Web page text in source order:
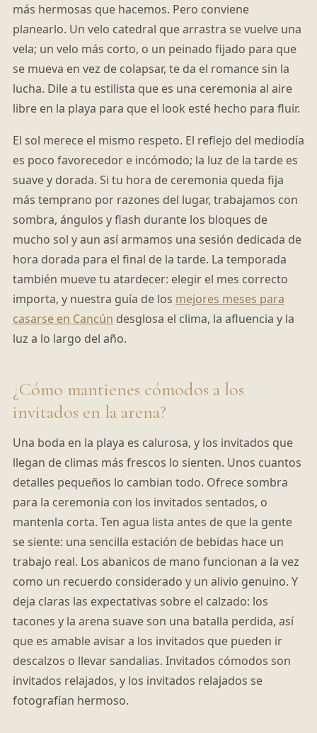
más hermosas que hacemos. Pero conviene
planearlo. Un velo catedral que arrastra se vuelve una
vela; un velo más corto, o un peinado fijado para que
se mueva en vez de colapsar, te da el romance sin la
lucha. Dile a tu estilista que es una ceremonia al aire
libre en la playa para que el look esté hecho para fluir.
El sol merece el mismo respeto. El reflejo del mediodía
es poco favorecedor e incómodo; la luz de la tarde es
suave y dorada. Si tu hora de ceremonia queda fija
más temprano por razones del lugar, trabajamos con
sombra, ángulos y flash durante los bloques de
mucho sol y aun así armamos una sesión dedicada de
hora dorada para el final de la tarde. La temporada
también mueve tu atardecer: elegir el mes correcto
importa, y nuestra guía de los mejores meses para
casarse en Cancún desglosa el clima, la afluencia y la
luz a lo largo del año.
¿Cómo mantienes cómodos a los
invitados en la arena?
Una boda en la playa es calurosa, y los invitados que
llegan de climas más frescos lo sienten. Unos cuantos
detalles pequeños lo cambian todo. Ofrece sombra
para la ceremonia con los invitados sentados, o
mantenla corta. Ten agua lista antes de que la gente
se siente: una sencilla estación de bebidas hace un
trabajo real. Los abanicos de mano funcionan a la vez
como un recuerdo considerado y un alivio genuino. Y
deja claras las expectativas sobre el calzado: los
tacones y la arena suave son una batalla perdida, así
que es amable avisar a los invitados que pueden ir
descalzos o llevar sandalias. Invitados cómodos son
invitados relajados, y los invitados relajados se
fotografían hermoso.